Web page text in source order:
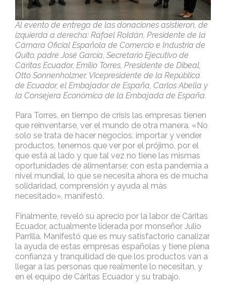
Al evento de entrega de las donaciones asistieron, de
izquierda a derecha: Rafael Roldán, Presidente de la
Cámara Oficial Española de Comercio e Industria de
Quito, padre José García, Secretario Ejecutivo de
Cáritas Ecuador, Emilio Torres, Presidente de Dibeal,
Otto Sonnenholzner, Vicepresidente de la República
de Ecuador, el Embajador de España, Carlos Abella y
la Consejera Económica de la Embajada de España.
Para Torres, en tiempo de crisis las empresas tienen
que reinventarse, ver el mundo de otra manera. «No
solo se trata de hacer negocios, importar y vender
productos, tenemos que ver por el prójimo, por el
que está al lado y que tal vez no tiene las mismas
oportunidades de alimentarse; con esta pandemia a
nivel mundial, lo que se necesita ahora es de mucha
solidaridad, comprensión y ayuda al más
necesitado», manifestó.
Finalmente, reveló su aprecio por la labor de Cáritas
Ecuador, actualmente liderada por monseñor Julio
Parrilla. Manifestó que es muy satisfactorio canalizar
la ayuda de estas empresas españolas y tiene plena
confianza y tranquilidad de que los productos van a
llegar a las personas que realmente lo necesitan, y
en el equipo de Cáritas Ecuador y su trabajo.